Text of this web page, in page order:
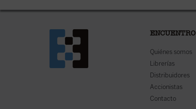
ENCUENTRO
Quiénes somos
Librerías
Distribuidores
Accionistas
Contacto